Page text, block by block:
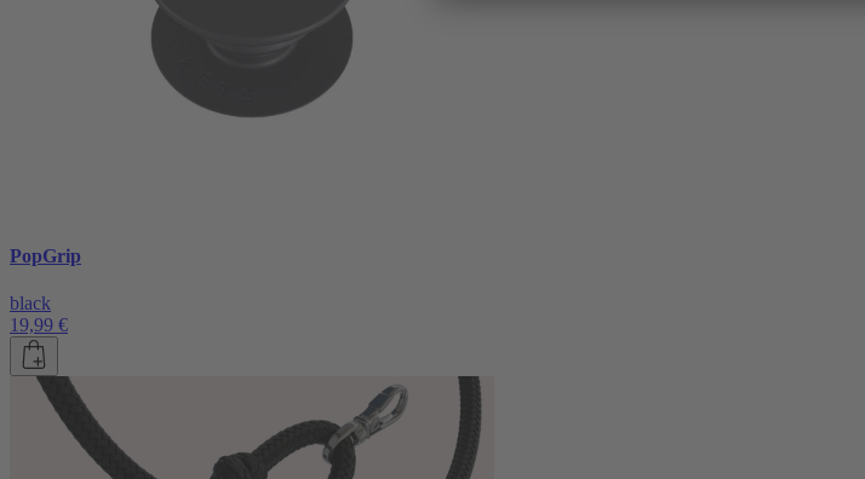
PopGrip
black
19,99 €